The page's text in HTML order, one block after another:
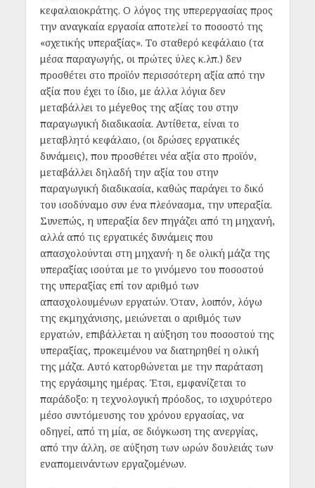
κεφαλαιοκράτης. Ο λόγος της υπερεργασίας προς
την αναγκαία εργασία αποτελεί το ποσοστό της
«σχετικής υπεραξίας». Το σταθερό κεφάλαιο (τα
μέσα παραγωγής, οι πρώτες ύλες κ.λπ.) δεν
προσθέτει στο προϊόν περισσότερη αξία από την
αξία που έχει το ίδιο, με άλλα λόγια δεν
μεταβάλλει το μέγεθος της αξίας του στην
παραγωγική διαδικασία. Αντίθετα, είναι το
μεταβλητό κεφάλαιο, (οι δρώσες εργατικές
δυνάμεις), που προσθέτει νέα αξία στο προϊόν,
μεταβάλλει δηλαδή την αξία του στην
παραγωγική διαδικασία, καθώς παράγει το δικό
του ισοδύναμο συν ένα πλεόνασμα, την υπεραξία.
Συνεπώς, η υπεραξία δεν πηγάζει από τη μηχανή,
αλλά από τις εργατικές δυνάμεις που
απασχολούνται στη μηχανή· η δε ολική μάζα της
υπεραξίας ισούται με το γινόμενο του ποσοστού
της υπεραξίας επί τον αριθμό των
απασχολουμένων εργατών. Όταν, λοιπόν, λόγω
της εκμηχάνισης, μειώνεται ο αριθμός των
εργατών, επιβάλλεται η αύξηση του ποσοστού της
υπεραξίας, προκειμένου να διατηρηθεί η ολική
της μάζα. Αυτό κατορθώνεται με την παράταση
της εργάσιμης ημέρας. Έτσι, εμφανίζεται το
παράδοξο: η τεχνολογική πρόοδος, το ισχυρότερο
μέσο συντόμευσης του χρόνου εργασίας, να
οδηγεί, από τη μία, σε διόγκωση της ανεργίας,
από την άλλη, σε αύξηση των ωρών δουλειάς των
εναπομεινάντων εργαζομένων.